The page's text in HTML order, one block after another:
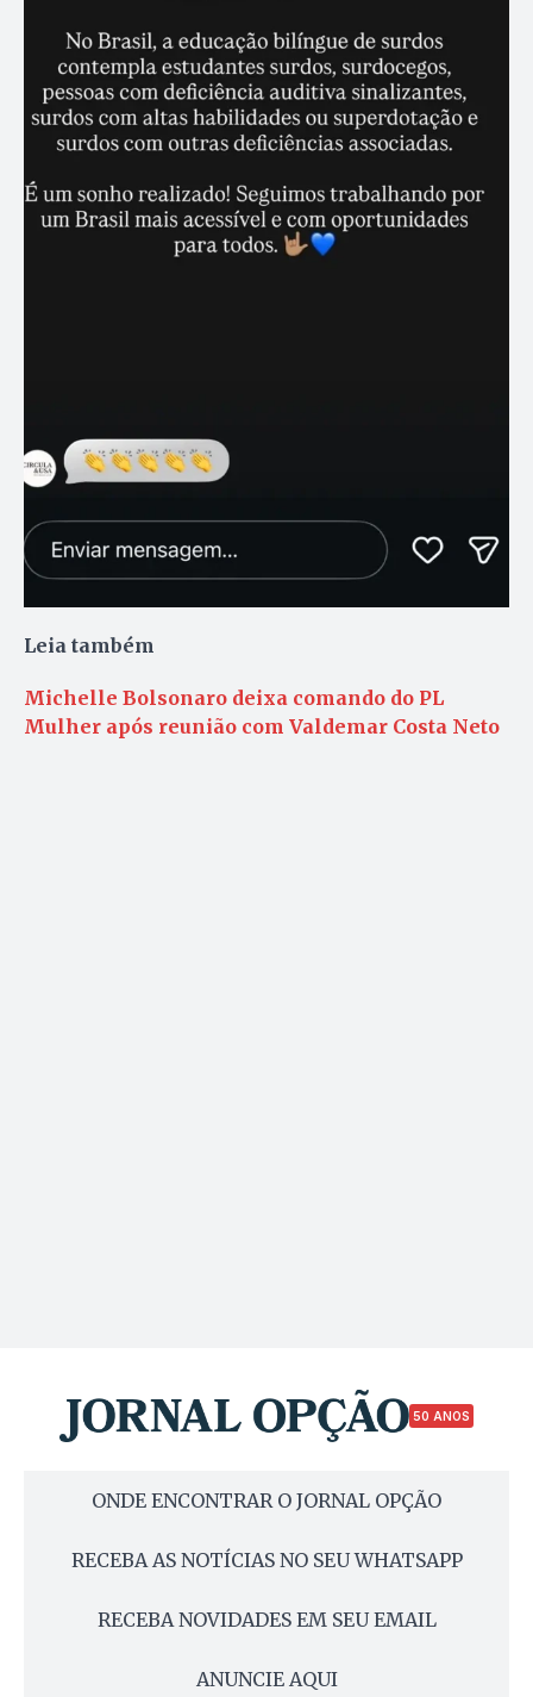
Leia também
Michelle Bolsonaro deixa comando do PL
Mulher após reunião com Valdemar Costa Neto
50 ANOS
ONDE ENCONTRAR O JORNAL OPÇÃO
RECEBA AS NOTÍCIAS NO SEU WHATSAPP
RECEBA NOVIDADES EM SEU EMAIL
ANUNCIE AQUI